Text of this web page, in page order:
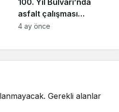
100. Yıl Bulvarı’nda
asfalt çalışması
gerçekleştirilecek
4 ay önce
Gerekli alanlar